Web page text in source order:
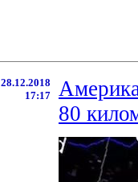
28.12.2018
17:17
80